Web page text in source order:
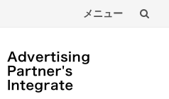
メニュー